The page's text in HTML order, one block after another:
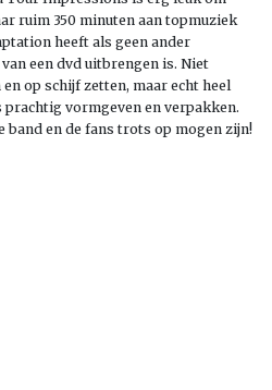
ruim 350 minuten aan topmuziek
heeft als geen ander
een dvd uitbrengen is. Niet
op schijf zetten, maar echt heel
prachtig vormgeven en verpakken.
band en de fans trots op mogen zijn!